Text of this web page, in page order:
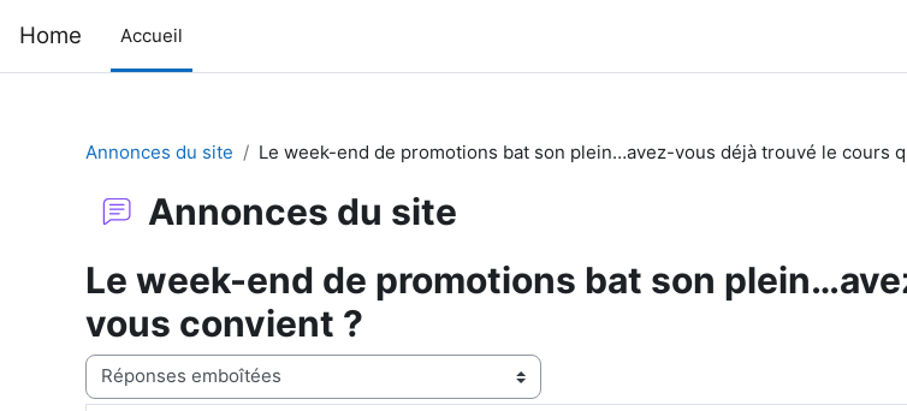
Home Accueil
Annonces du site Le week-end de promotions bat son plein…avez-vous déjà trouvé le cours
Annonces du site
Le week-end de promotions bat son
vous convient ?
Type d’affichage